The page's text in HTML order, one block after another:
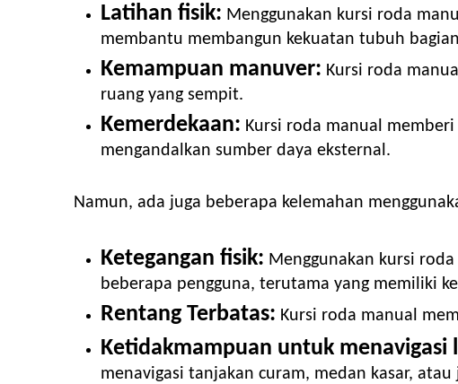
Latihan fisik: Menggunakan kursi roda
membantu membangun kekuatan tubuh
Kemampuan manuver: Kursi roda
ruang yang sempit.
Kemerdekaan: Kursi roda manual
mengandalkan sumber daya eksternal.
Namun, ada juga beberapa kelemahan
Ketegangan fisik: Menggunakan kursi
beberapa pengguna, terutama yang memiliki
Rentang Terbatas: Kursi roda manual
Ketidakmampuan untuk menavigasi
menavigasi tanjakan curam, medan kasar, atau